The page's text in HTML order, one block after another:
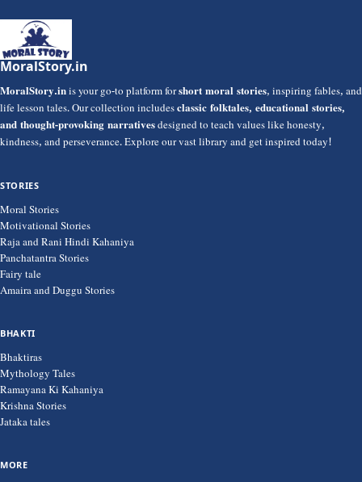
MoralStory.in
MoralStory.inis your go-to platform forshort moral stories, inspiring fables, and
life lesson tales. Our collection includesclassic folktales, educational stories,
and thought-provoking narrativesdesigned to teach values like honesty,
kindness, and perseverance. Explore our vast library and get inspired today!
STORIES
Moral Stories
Motivational Stories
Raja and Rani Hindi Kahaniya
Panchatantra Stories
Fairy tale
Amaira and Duggu Stories
BHAKTI
Bhaktiras
Mythology Tales
Ramayana Ki Kahaniya
Krishna Stories
Jataka tales
MORE